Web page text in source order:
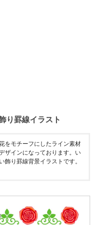
り罫線イラスト
をモチーフにしたライン素材
ザインになっております。い
飾り罫線背景イラストです。